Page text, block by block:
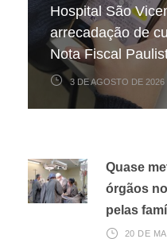
Hospital São
arrecadação de
Nota Fiscal
3 DE AGOSTO DE 2026
Projeto celebra
pacientes
Vicente
22 DE JULHO DE 2026
No frio, a sede
necessidade de
mesma
17 DE JULHO DE 2026
Quase
órgãos
pelas
20 DE